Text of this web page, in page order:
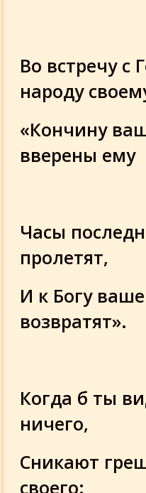
Во встречу с
народу
«Кончину
вверены ему
Часы
пролетят,
И к Богу
возвратят».
Когда б ты
ничего,
Сникают
своего: